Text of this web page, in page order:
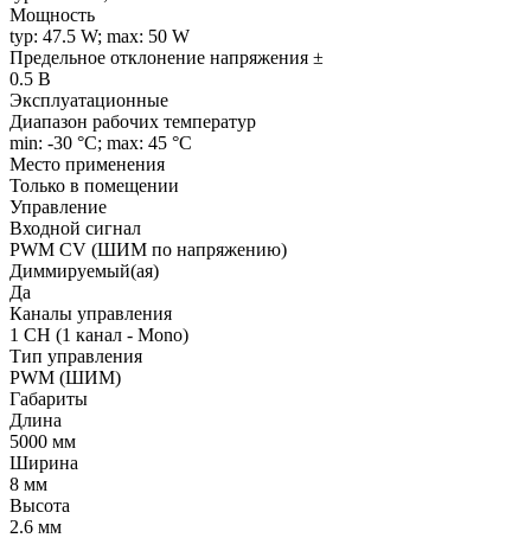
Мощность
typ: 47.5 W; max: 50 W
Предельное отклонение напряжения ±
0.5 В
Эксплуатационные
Диапазон рабочих температур
min: -30 °C; max: 45 °C
Место применения
Только в помещении
Управление
Входной сигнал
PWM СV (ШИМ по напряжению)
Диммируемый(ая)
Да
Каналы управления
1 CH (1 канал - Mono)
Тип управления
PWM (ШИМ)
Габариты
Длина
5000 мм
Ширина
8 мм
Высота
2.6 мм